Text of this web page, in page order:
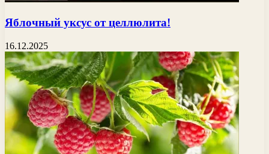
Яблочный уксус от целлюлита!
16.12.2025